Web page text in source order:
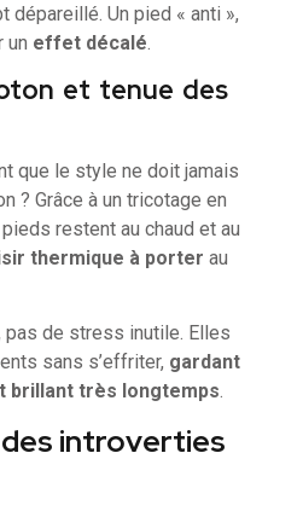
dépareillé. Un pied « anti »,
un effet décalé
et tenue des
que le style ne doit jamais
? Grâce à un tricotage en
restent au chaud et au
thermique à porter au
pas de stress inutile. Elles
sans s’effriter, gardant
brillant très longtemps.
des introverties